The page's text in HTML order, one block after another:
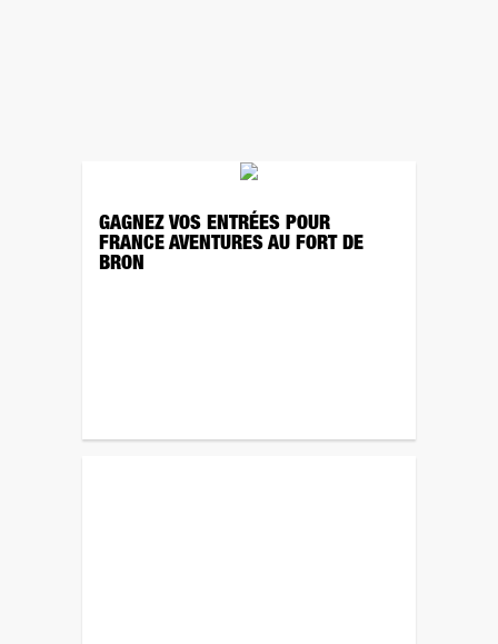
GAGNEZ VOS ENTRÉES POUR
FRANCE AVENTURES AU FORT DE
BRON